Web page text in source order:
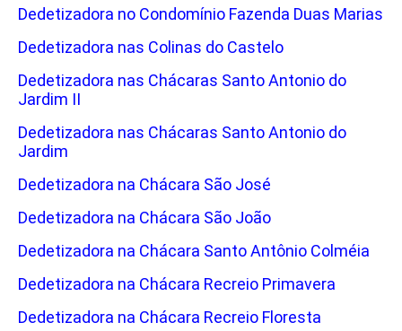
Dedetizadora no Condomínio Fazenda Duas Marias
Dedetizadora nas Colinas do Castelo
Dedetizadora nas Chácaras Santo Antonio do
Jardim II
Dedetizadora nas Chácaras Santo Antonio do
Jardim
Dedetizadora na Chácara São José
Dedetizadora na Chácara São João
Dedetizadora na Chácara Santo Antônio Colméia
Dedetizadora na Chácara Recreio Primavera
Dedetizadora na Chácara Recreio Floresta